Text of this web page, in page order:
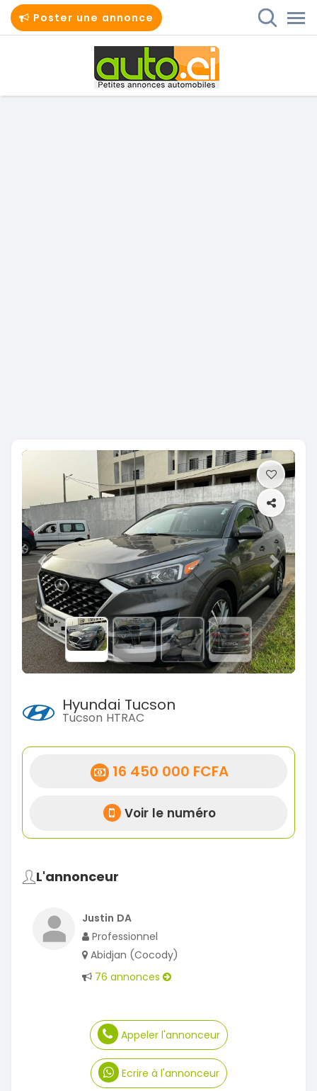
Poster une annonce
Previous Next
Hyundai Tucson
Tucson HTRAC
16 450 000 FCFA
Voir le numéro
L'annonceur
Justin DA
Professionnel
Abidjan (Cocody)
76 annonces
Appeler l'annonceur
Ecrire à l'annonceur